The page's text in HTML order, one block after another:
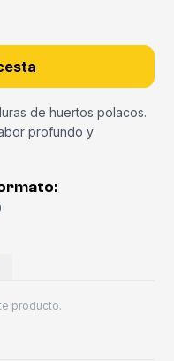
de huertos polacos.
profundo y
:
producto.